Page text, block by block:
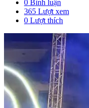
0 Bình luận
365 Lượt xem
0 Lượt thích